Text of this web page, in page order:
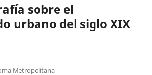
sobre el
urbano del siglo XIX
Metropolitana